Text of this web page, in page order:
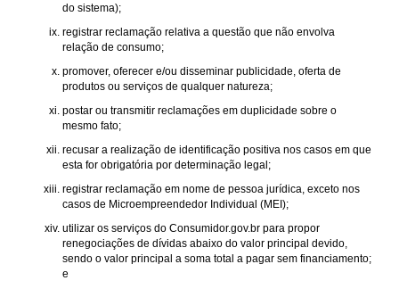
do sistema);
registrar reclamação relativa a questão que não envolva
relação de consumo;
promover, oferecer e/ou disseminar publicidade, oferta de
produtos ou serviços de qualquer natureza;
postar ou transmitir reclamações em duplicidade sobre o
mesmo fato;
recusar a realização de identificação positiva nos casos em que
esta for obrigatória por determinação legal;
registrar reclamação em nome de pessoa jurídica, exceto nos
casos de Microempreendedor Individual (MEI);
utilizar os serviços do Consumidor.gov.br para propor
renegociações de dívidas abaixo do valor principal devido,
sendo o valor principal a soma total a pagar sem financiamento;
e